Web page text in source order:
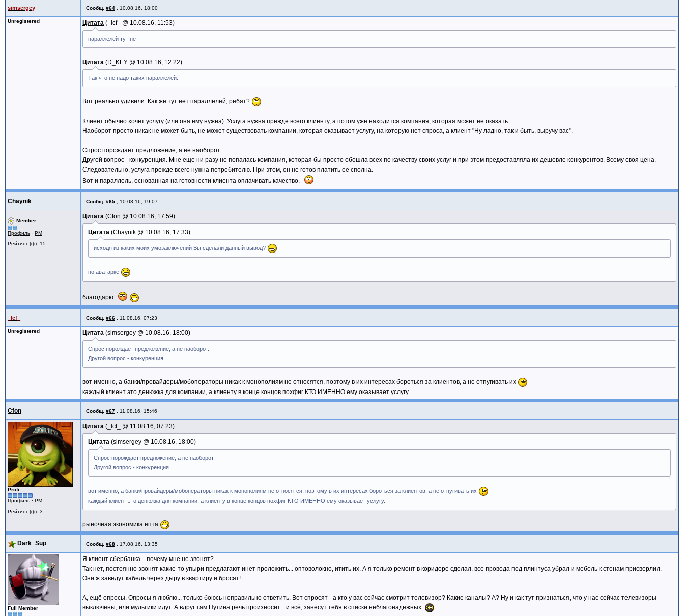
simsergey Сообщ. #64 10.08.16, 18:00
Unregistered Цитата _lcf_ @ 10.08.16, 11:53
параллелей тут нет
Цитата D_KEY @ 10.08.16, 12:22
Так что не надо таких параллелей.
Вот реально удивили. Как же тут нет параллелей, ребят?
Клиент обычно хочет услугу (или она ему нужна). Услуга нужна прежде всего клиенту, а потом уже находится компания, которая может ее оказать.
Наоборот просто никак не может быть, не может существовать компании, которая оказывает услугу, на которую нет спроса, а клиент "Ну ладно, так и быть, выручу вас".
Спрос порождает предложение, а не наоборот.
Другой вопрос - конкуренция. Мне еще ни разу не попалась компания, которая бы просто обошла всех по качеству своих услуг и при этом предоставляла их дешевле конкурентов. Всему своя цена.
Следовательно, услуга прежде всего нужна потребителю. При этом, он не готов платить ее сполна.
Вот и параллель, основанная на готовности клиента оплачивать качество.
Chaynik Сообщ. #65 10.08.16, 19:07
Member
Профиль · PM
Рейтинг (ф): 15
Цитата Cfon @ 10.08.16, 17:59
Цитата Chaynik @ 10.08.16, 17:33
исходя из каких моих умозаключений Вы сделали данный вывод?
по аватарке
благодарю
_lcf_ Сообщ. #66 11.08.16, 07:23
Unregistered Цитата simsergey @ 10.08.16, 18:00
Спрос порождает предложение, а не наоборот.
Другой вопрос - конкуренция.
вот именно, а банки/провайдеры/мобоператоры никак к монополиям не относятся, поэтому в их интересах бороться за клиентов, а не отпугивать их
каждый клиент это денюжка для компании, а клиенту в конце концов похфиг КТО ИМЕННО ему оказывает услугу.
Cfon Сообщ. #67 11.08.16, 15:46
Profi
Профиль · PM
Рейтинг (ф): 3
Цитата _lcf_ @ 11.08.16, 07:23
Цитата simsergey @ 10.08.16, 18:00
Спрос порождает предложение, а не наоборот.
Другой вопрос - конкуренция.
вот именно, а банки/провайдеры/мобоператоры никак к монополиям не относятся, поэтому в их интересах бороться за клиентов, а не отпугивать их
каждый клиент это денюжка для компании, а клиенту в конце концов похфиг КТО ИМЕННО ему оказывает услугу.
рыночная экономика ёпта
Dark_Sup Сообщ. #68 17.08.16, 13:35
Full Member
Я клиент сбербанка... почему мне не звонят?
Так нет, постоянно звонят какие-то упыри предлагают инет проложить... оптоволокно, итить их. А я только ремонт в коридоре сделал, все провода под плинтуса убрал и мебель к стенам присверлил.
Они ж заведут кабель через дыру в квартиру и бросят!
А, ещё опросы. Опросы я люблю... только боюсь неправильно ответить. Вот спросят - а кто у вас сейчас смотрит телевизор? Какие каналы? А? Ну и как тут признаться, что у нас сейчас телевизоры
выключены, или мультики идут. А вдруг там Путина речь произносит... и всё, занесут тебя в списки неблагонадежных.